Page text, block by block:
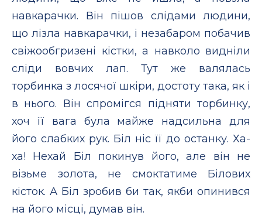
навкарачки. Він пішов слідами людини,
що лізла навкарачки, і незабаром побачив
свіжообгризені кістки, а навколо видніли
сліди вовчих лап. Тут же валялась
торбинка з лосячої шкіри, достоту така, як і
в нього. Він спромігся підняти торбинку,
хоч її вага була майже надсильна для
його слабких рук. Біл ніс її до останку. Ха-
ха! Нехай Біл покинув його, але він не
візьме золота, не смоктатиме Білових
кісток. А Біл зробив би так, якби опинився
на його місці, думав він.